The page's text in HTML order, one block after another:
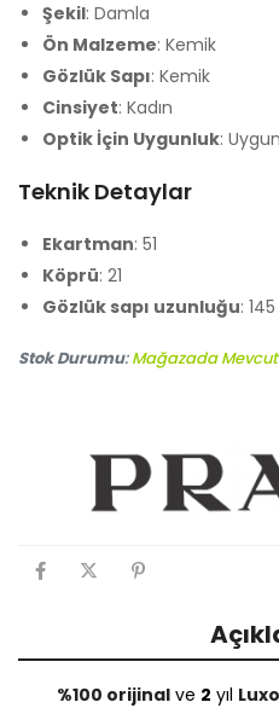
Şekil: Damla
Ön Malzeme: Kemik
Gözlük Sapı: Kemik
Cinsiyet: Kadın
Optik İçin Uygunluk: Uygun
Teknik Detaylar
Ekartman: 51
Köprü: 21
Gözlük sapı uzunluğu: 145
Stok Durumu:Mağazada Mevcut
%100 orijinal ve 2 yıl